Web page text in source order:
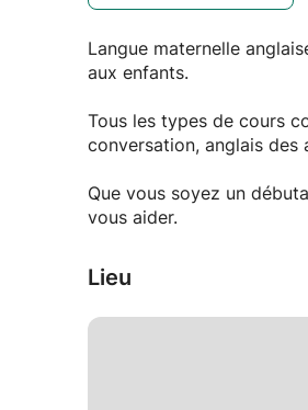
Langue maternelle
aux enfants.
Tous les types de cours
conversation, anglais des
Que vous soyez un
vous aider.
Lieu